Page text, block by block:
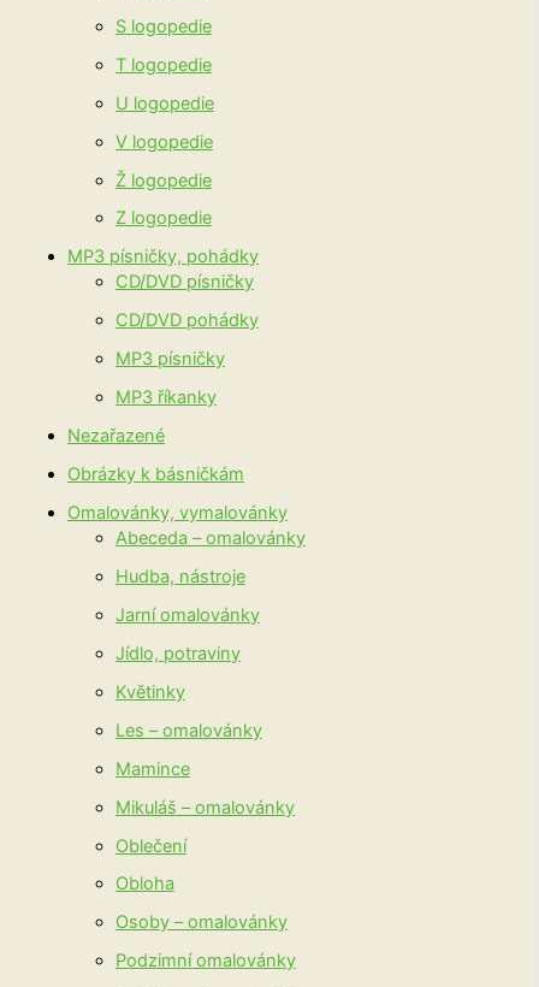
S logopedie
T logopedie
U logopedie
V logopedie
Ž logopedie
Z logopedie
MP3 písničky, pohádky
CD/DVD písničky
CD/DVD pohádky
MP3 písničky
MP3 říkanky
Nezařazené
Obrázky k básničkám
Omalovánky, vymalovánky
Abeceda – omalovánky
Hudba, nástroje
Jarní omalovánky
Jídlo, potraviny
Květinky
Les – omalovánky
Mamince
Mikuláš – omalovánky
Oblečení
Obloha
Osoby – omalovánky
Podzimní omalovánky